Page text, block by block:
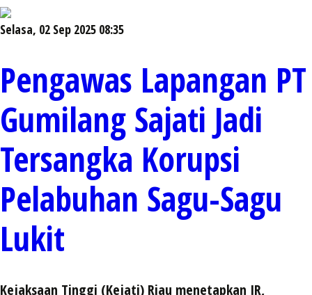
Selasa, 02 Sep 2025 08:35
Pengawas Lapangan PT
Gumilang Sajati Jadi
Tersangka Korupsi
Pelabuhan Sagu-Sagu
Lukit
Kejaksaan Tinggi (Kejati) Riau menetapkan IR,